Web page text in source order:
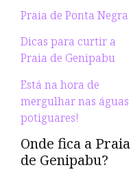
Praia de Ponta Negra
Dicas para curtir a
Praia de Genipabu
Está na hora de
mergulhar nas águas
potiguares!
Onde fica a Praia
de Genipabu?